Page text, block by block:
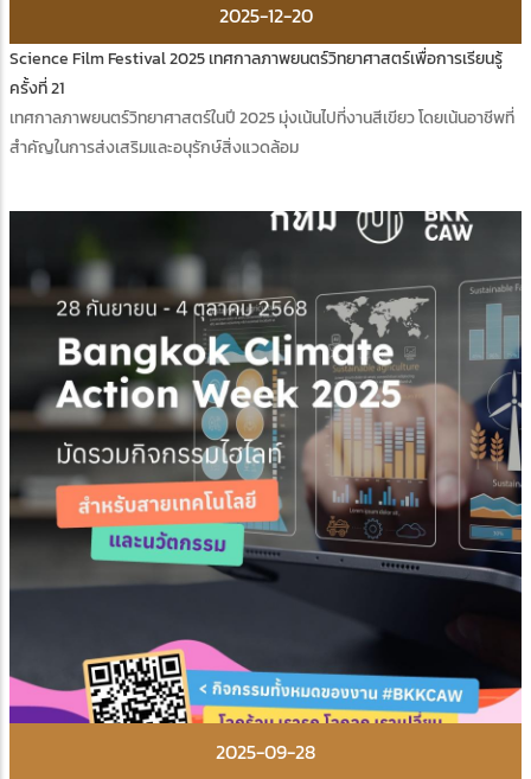
2025-12-20
Science Film Festival 2025 เทศกาลภาพยนตร์วิทยาศาสตร์เพื่อการเรียนรู้
ครั้งที่ 21
เทศกาลภาพยนตร์วิทยาศาสตร์ในปี 2025 มุ่งเน้นไปที่งานสีเขียว โดยเน้นอาชีพที่
สำคัญในการส่งเสริมและอนุรักษ์สิ่งแวดล้อม
2025-09-28